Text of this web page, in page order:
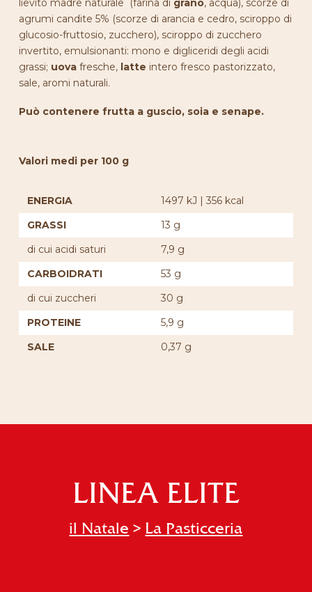
lievito madre naturale (farina di grano, acqua), scorze di
agrumi candite 5% (scorze di arancia e cedro, sciroppo di
glucosio-fruttosio, zucchero), sciroppo di zucchero
invertito, emulsionanti: mono e digliceridi degli acidi
grassi; uovafresche, latte intero fresco pastorizzato,
sale, aromi naturali.
Può contenere frutta a guscio, soia e senape.
Valori medi per 100 g
ENERGIA
1497 kJ | 356 kcal
GRASSI
13 g
di cui acidi saturi
7,9 g
CARBOIDRATI
53 g
di cui zuccheri
30 g
PROTEINE
5,9 g
SALE
0,37 g
LINEA ELITE
il Natale > La Pasticceria